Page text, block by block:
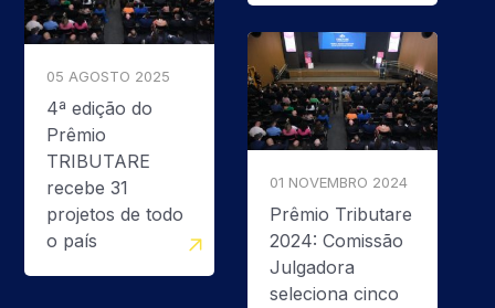
05 AGOSTO 2025
4ª edição do
Prêmio
TRIBUTARE
recebe 31
projetos de todo
o país
01 NOVEMBRO 2024
Prêmio Tributare
2024: Comissão
Julgadora
seleciona cinco